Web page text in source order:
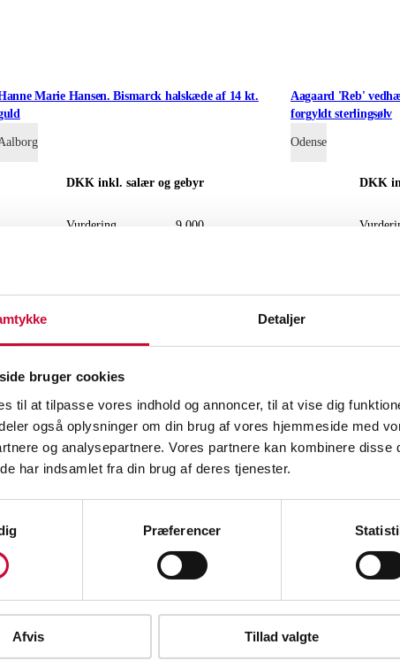
Detaljer
bruger cookies
til at tilpasse vores indhold og annoncer, til at vise dig
også oplysninger om din brug af vores hjemmeside med
og analysepartnere. Vores partnere kan kombinere disse
har indsamlet fra din brug af deres tjenester.
Præferencer
Afvis Tillad valgte
Marie Hansen. Bismarck halskæde af 14 kt.
DKK inkl. salær og gebyr
Vurdering 9.000
Aagaard 'Reb'
forgyldt sterlingsølv
Odense
DKK
L. 2,8 cm.
inkl. salær og gebyr
Vurdering 10.000
Næste bud 6.400
DKK
Næste